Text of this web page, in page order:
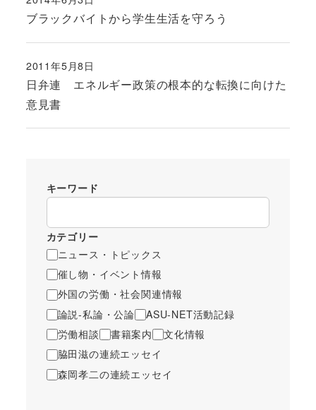
ブラックバイトから学生生活を守ろう
投稿日
日弁連 エネルギー政策の根本的な転換に向けた
意見書
投稿日
2011年5月8日
キーワード
カテゴリー
ニュース・トピックス
催し物・イベント情報
外国の労働・社会関連情報
論説-私論・公論
ASU-NET活動記録
労働相談
書籍案内
文化情報
脇田滋の連続エッセイ
森岡孝二の連続エッセイ